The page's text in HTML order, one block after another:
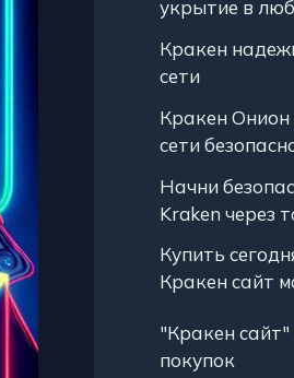
укрытие в
Кракен
сети
Кракен Онион
сети
Начни
Kraken через
Купить
Кракен сайт
"Кракен
покупок